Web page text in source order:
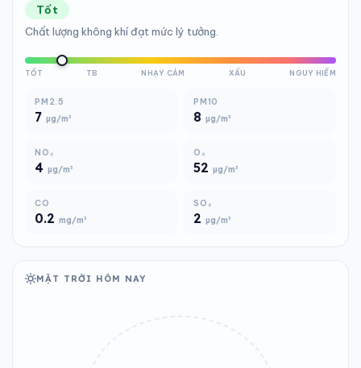
Tốt
Chất lượng không khí đạt mức lý tưởng.
TỐT TB NHẠY CẢM XẤU NGUY HIỂM
PM2.5
7 µg/m³
PM10
8 µg/m³
NO₂
4 µg/m³
O₃
52 µg/m³
CO
0.2 mg/m³
SO₂
2 µg/m³
MẶT TRỜI HÔM NAY